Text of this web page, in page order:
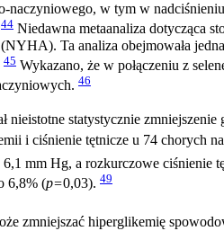
w tym w
44 Niedawna metaanaliza dotycząca
Ta analiza obejmowała
45 Wykazano, że w połączeniu z
46
statystycznie
i ciśnienie tętnicze u 74 chorych
mm Hg, a rozkurczowe ciśnienie
6,8% (p=0,03). 49
zmniejszać hiperglikemię